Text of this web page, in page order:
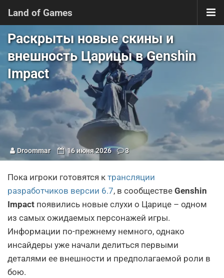
Land of Games
Раскрыты новые скины и
внешность Царицы в Genshin
Impact
Droommar 16 июня 2026 3
Пока игроки готовятся к трансляции
разработчиков версии 6.7, в сообществе Genshin
Impact появились новые слухи о Царице – одном
из самых ожидаемых персонажей игры.
Информации по-прежнему немного, однако
инсайдеры уже начали делиться первыми
деталями ее внешности и предполагаемой роли в
бою.